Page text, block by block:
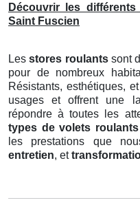
Découvrir les
Saint Fuscien
Lesstores roulantssont
pour de nombreux
Résistants, esthétiques,
usages et offrent une
répondre à toutes les
types de volets
les prestations que
entretien, et